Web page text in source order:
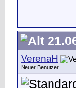
VerenaH
Neuer Benutzer